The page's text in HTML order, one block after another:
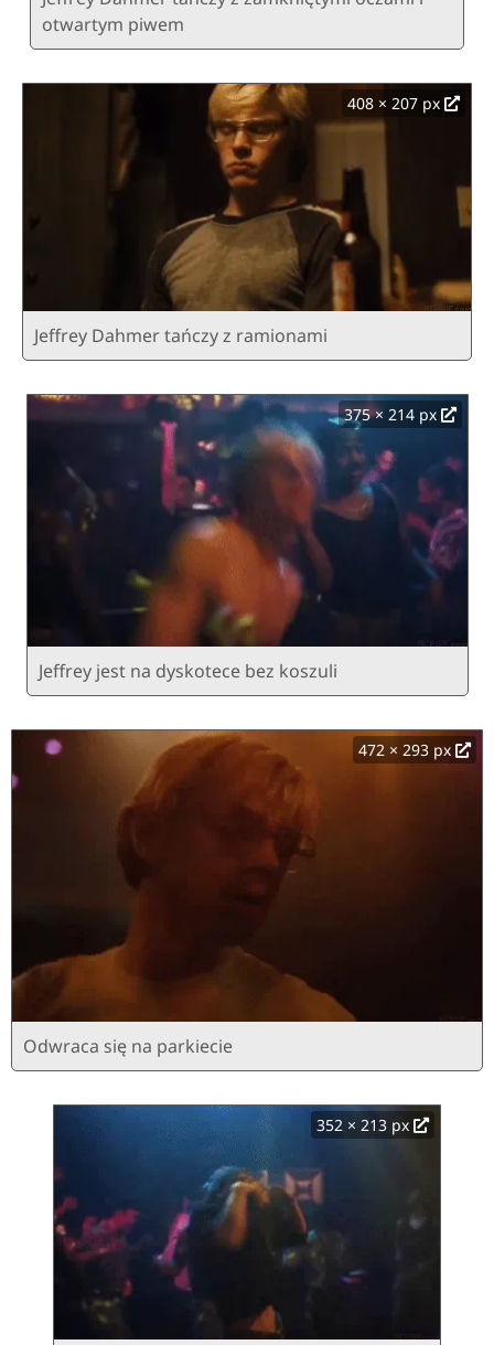
otwartym piwem
408 × 207 px
Jeffrey Dahmer tańczy z ramionami
375 × 214 px
Jeffrey jest na dyskotece bez koszuli
472 × 293 px
Odwraca się na parkiecie
352 × 213 px